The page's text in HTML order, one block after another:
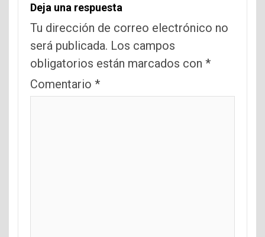
Deja una respuesta
Tu dirección de correo electrónico no
será publicada. Los campos
obligatorios están marcados con *
Comentario *